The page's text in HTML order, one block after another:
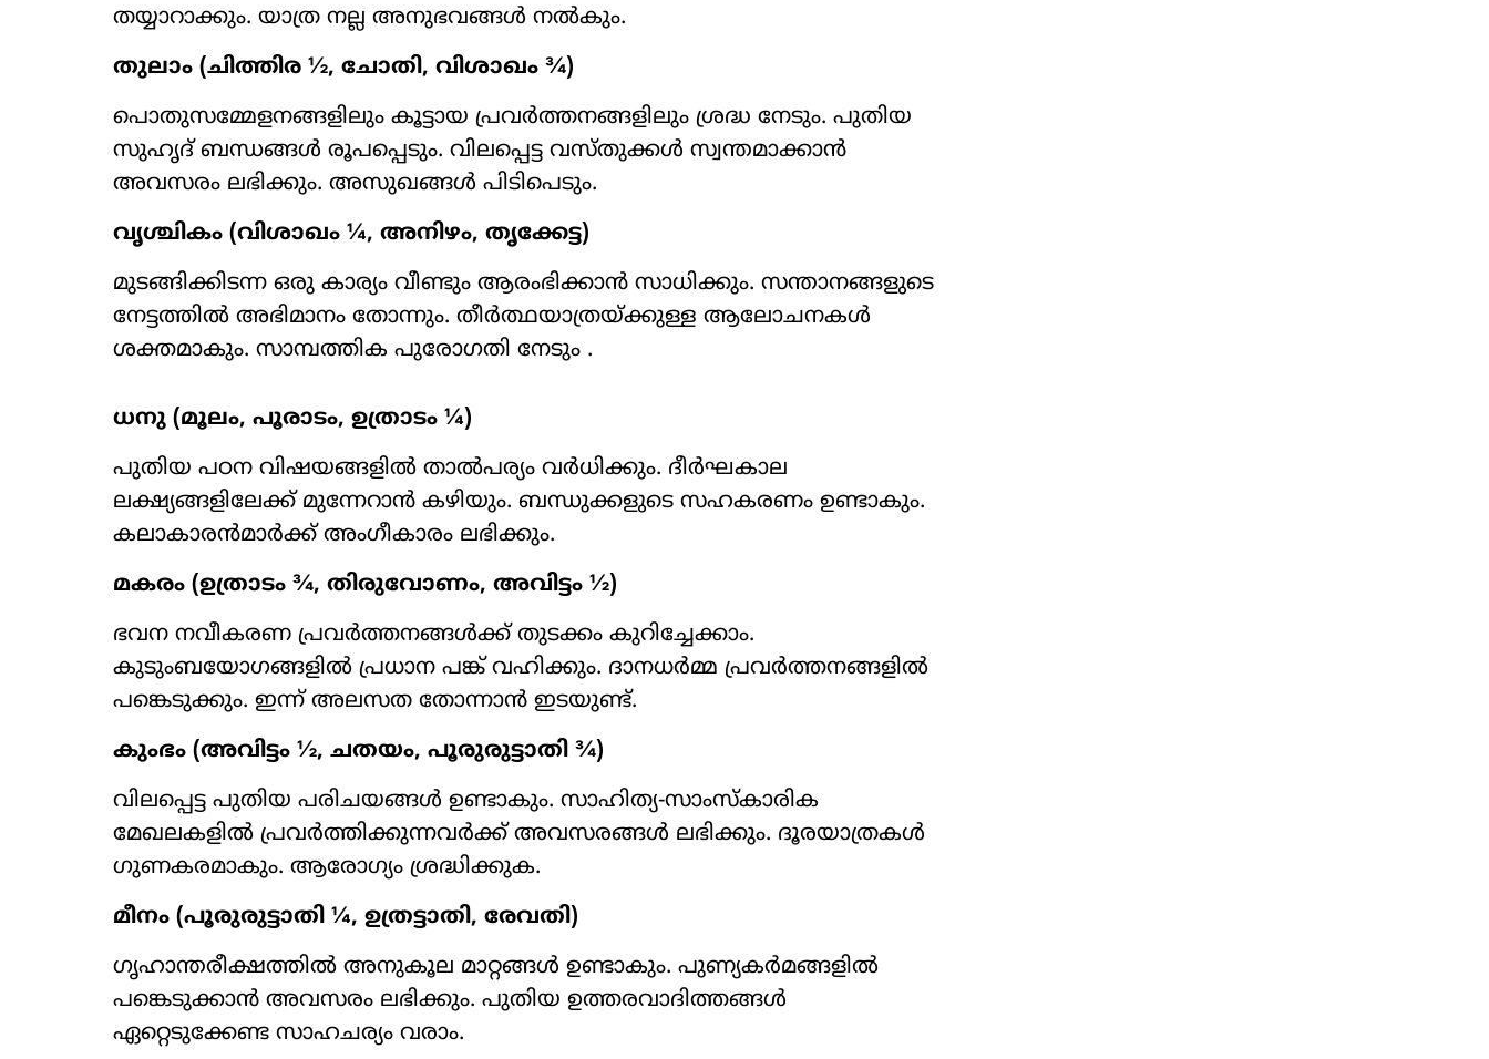
തയ്യാറാക്കും. യാത്ര നല്ല അനുഭവങ്ങൾ നൽകും.
തുലാം (ചിത്തിര ½, ചോതി, വിശാഖം ¾)
പൊതുസമ്മേളനങ്ങളിലും കൂട്ടായ പ്രവർത്തനങ്ങളിലും ശ്രദ്ധ നേടും. പുതിയ
സുഹൃദ് ബന്ധങ്ങൾ രൂപപ്പെടും. വിലപ്പെട്ട വസ്തുക്കൾ സ്വന്തമാക്കാൻ
അവസരം ലഭിക്കും. അസുഖങ്ങൾ പിടിപെടും.
വൃശ്ചികം (വിശാഖം ¼, അനിഴം, തൃക്കേട്ട)
മുടങ്ങിക്കിടന്ന ഒരു കാര്യം വീണ്ടും ആരംഭിക്കാൻ സാധിക്കും. സന്താനങ്ങളുടെ
നേട്ടത്തിൽ അഭിമാനം തോന്നും. തീർത്ഥയാത്രയ്ക്കുള്ള ആലോചനകൾ
ശക്തമാകും. സാമ്പത്തിക പുരോഗതി നേടും .
ധനു (മൂലം, പൂരാടം, ഉത്രാടം ¼)
പുതിയ പഠന വിഷയങ്ങളിൽ താൽപര്യം വർധിക്കും. ദീർഘകാല
ലക്ഷ്യങ്ങളിലേക്ക് മുന്നേറാൻ കഴിയും. ബന്ധുക്കളുടെ സഹകരണം ഉണ്ടാകും.
കലാകാരൻമാർക്ക് അംഗീകാരം ലഭിക്കും.
മകരം (ഉത്രാടം ¾, തിരുവോണം, അവിട്ടം ½)
ഭവന നവീകരണ പ്രവർത്തനങ്ങൾക്ക് തുടക്കം കുറിച്ചേക്കാം.
കുടുംബയോഗങ്ങളിൽ പ്രധാന പങ്ക് വഹിക്കും. ദാനധർമ്മ പ്രവർത്തനങ്ങളിൽ
പങ്കെടുക്കും. ഇന്ന് അലസത തോന്നാൻ ഇടയുണ്ട്.
കുംഭം (അവിട്ടം ½, ചതയം, പൂരുരുട്ടാതി ¾)
വിലപ്പെട്ട പുതിയ പരിചയങ്ങൾ ഉണ്ടാകും. സാഹിത്യ-സാംസ്കാരിക
മേഖലകളിൽ പ്രവർത്തിക്കുന്നവർക്ക് അവസരങ്ങൾ ലഭിക്കും. ദൂരയാത്രകൾ
ഗുണകരമാകും. ആരോഗ്യം ശ്രദ്ധിക്കുക.
മീനം (പൂരുരുട്ടാതി ¼, ഉത്രട്ടാതി, രേവതി)
ഗൃഹാന്തരീക്ഷത്തിൽ അനുകൂല മാറ്റങ്ങൾ ഉണ്ടാകും. പുണ്യകർമങ്ങളിൽ
പങ്കെടുക്കാൻ അവസരം ലഭിക്കും. പുതിയ ഉത്തരവാദിത്തങ്ങൾ
ഏറ്റെടുക്കേണ്ട സാഹചര്യം വരാം.